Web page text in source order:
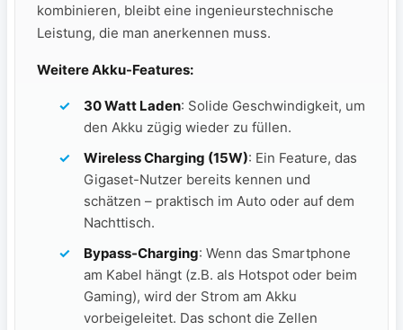
kombinieren, bleibt eine ingenieurstechnische
Leistung, die man anerkennen muss.
Weitere Akku-Features:
30 Watt Laden: Solide Geschwindigkeit, um
den Akku zügig wieder zu füllen.
Wireless Charging (15W): Ein Feature, das
Gigaset-Nutzer bereits kennen und
schätzen – praktisch im Auto oder auf dem
Nachttisch.
Bypass-Charging: Wenn das Smartphone
am Kabel hängt (z.B. als Hotspot oder beim
Gaming), wird der Strom am Akku
vorbeigeleitet. Das schont die Zellen